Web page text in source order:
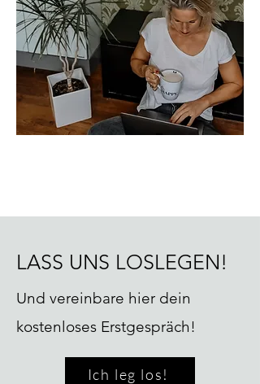
LASS UNS LOSLEGEN!
Und vereinbare hier dein
kostenloses Erstgespräch!
Ich leg los!